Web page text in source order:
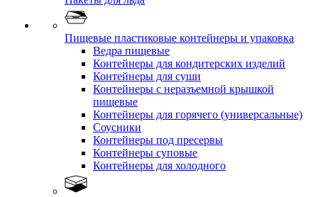
Пищевые пластиковые контейнеры и упаковка
Ведра пищевые
Контейнеры для кондитерских изделий
Контейнеры для суши
Контейнеры с неразъемной крышкой
пищевые
Контейнеры для горячего (универсальные)
Соусники
Контейнеры под пресервы
Контейнеры суповые
Контейнеры для холодного